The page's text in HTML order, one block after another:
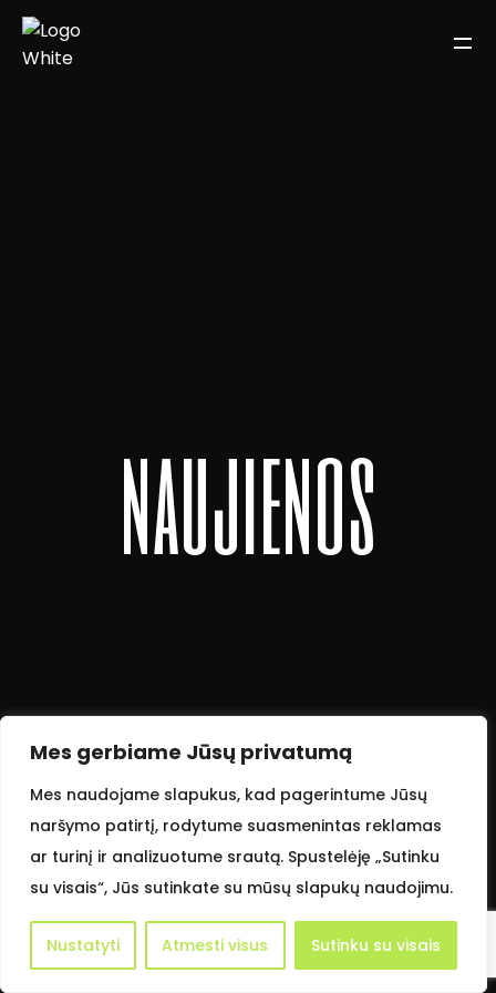
Mes gerbiame Jūsų privatumą
Mes naudojame slapukus, kad pagerintume Jūsų
naršymo patirtį, rodytume suasmenintas reklamas
ar turinį ir analizuotume srautą. Spustelėję „Sutinku
su visais“, Jūs sutinkate su mūsų slapukų naudojimu.
Nustatyti Atmesti visus Sutinku su visais
naujienos